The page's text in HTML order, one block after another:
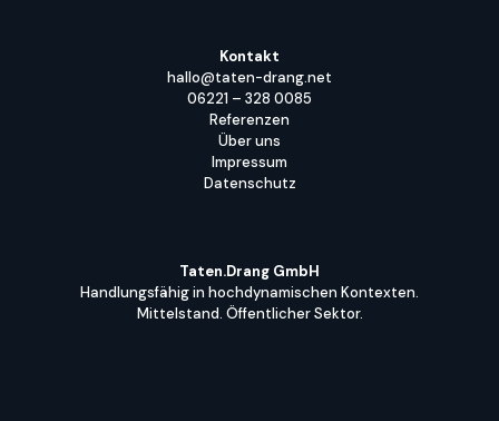
Kontakt
hallo@taten-drang.net
06221 – 328 0085
Referenzen
Über uns
Impressum
Datenschutz
Taten.Drang GmbH
Handlungsfähig in hochdynamischen Kontexten.
Mittelstand. Öffentlicher Sektor.